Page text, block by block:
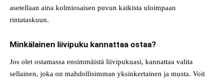
asetellaan aina kolmiosaisen puvun kaikista uloimpaan
rintataskuun.
Minkälainen liivipuku kannattaa ostaa?
Jos olet ostamassa ensimmäistä liivipukuasi, kannattaa valita
sellainen, joka on mahdollisimman yksinkertainen ja musta. Voit